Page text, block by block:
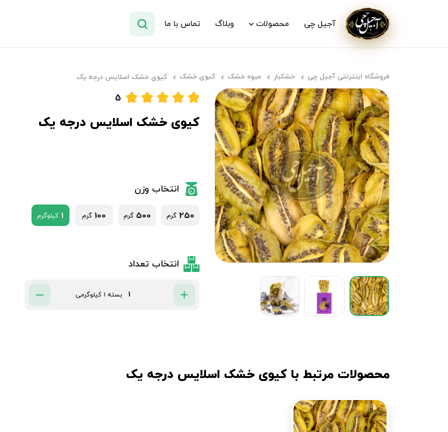
آجیل چی محصولات وبلاگ تماس با ما
فروشگاه اینترنتی آجیل چی خشکبار میوه خشک کیوی خشک کیوی خشک اسلایس درجه یک
5
کیوی خشک اسلایس درجه یک
انتخاب وزن
250 گرم 500 گرم 100 گرم 1 کیلوگرم
انتخاب تعداد
بسته 1 کیلوگرمی
محصولات مرتبط با کیوی خشک اسلایس درجه یک